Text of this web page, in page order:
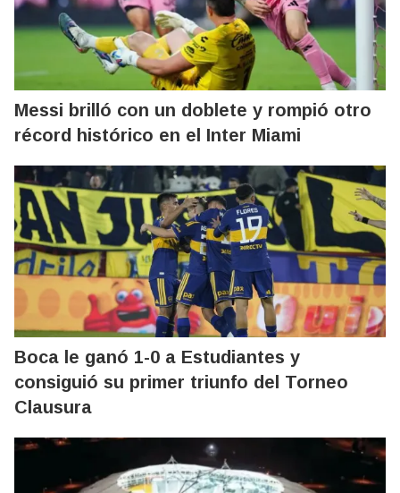
Messi brilló con un doblete y rompió otro
récord histórico en el Inter Miami
Boca le ganó 1-0 a Estudiantes y
consiguió su primer triunfo del Torneo
Clausura